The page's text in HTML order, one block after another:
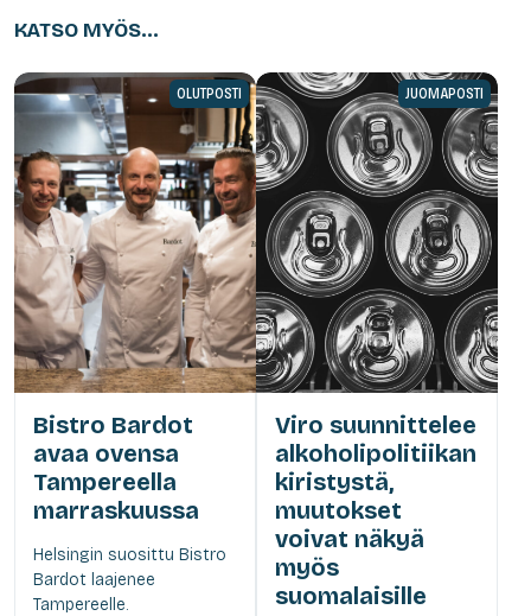
KATSO MYÖS...
OLUTPOSTI
Bistro Bardot
avaa ovensa
Tampereella
marraskuussa
Helsingin suosittu Bistro
Bardot laajenee
Tampereelle.
JUOMAPOSTI
Viro suunnittelee
alkoholipolitiikan
kiristystä,
muutokset
voivat näkyä
myös
suomalaisille